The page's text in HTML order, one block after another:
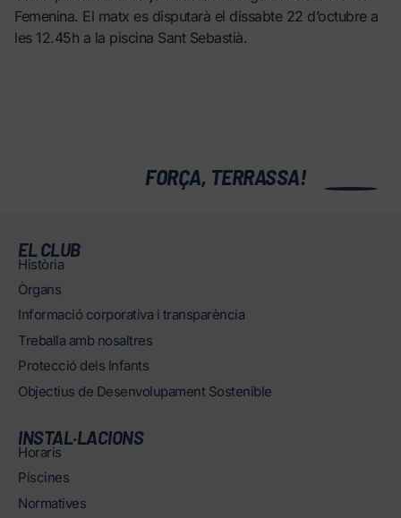
Femenina. El matx es disputarà el dissabte 22 d’octubre a
les 12.45h a la piscina Sant Sebastià.
FORÇA, TERRASSA!
EL CLUB
Història
Òrgans
Informació corporativa i transparència
Treballa amb nosaltres
Protecció dels Infants
Objectius de Desenvolupament Sostenible
INSTAL·LACIONS
Horaris
Piscines
Normatives